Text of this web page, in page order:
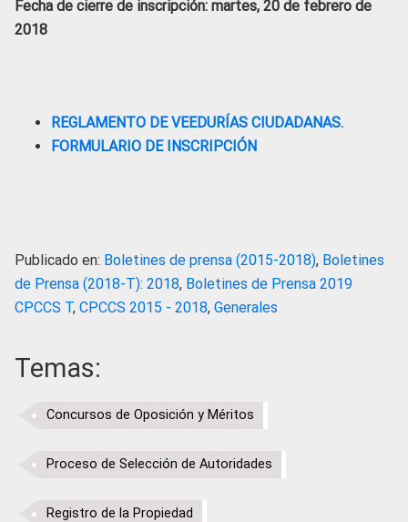
Fecha de cierre de inscripción: martes, 20 de febrero de
2018
REGLAMENTO DE VEEDURÍAS CIUDADANAS.
FORMULARIO DE INSCRIPCIÓN
Publicado en: Boletines de prensa (2015-2018), Boletines
de Prensa (2018-T): 2018, Boletines de Prensa 2019
CPCCS T, CPCCS 2015 - 2018, Generales
Temas:
Concursos de Oposición y Méritos
Proceso de Selección de Autoridades
Registro de la Propiedad